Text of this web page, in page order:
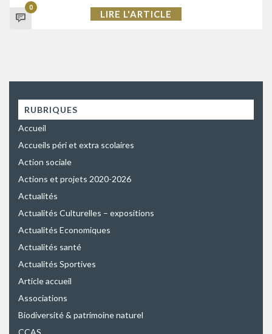
0
LIRE L'ARTICLE
RUBRIQUES
Accueil
Accueils péri et extra scolaires
Action sociale
Actions et projets 2020-2026
Actualités
Actualités Culturelles – expositions
Actualités Economiques
Actualités santé
Actualités Sportives
Article accueil
Associations
Biodiversité & patrimoine naturel
CCAS